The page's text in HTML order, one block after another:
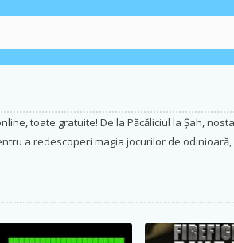
toate gratuite! De la Păcăliciul la Șah,
a redescoperi magia jocurilor de